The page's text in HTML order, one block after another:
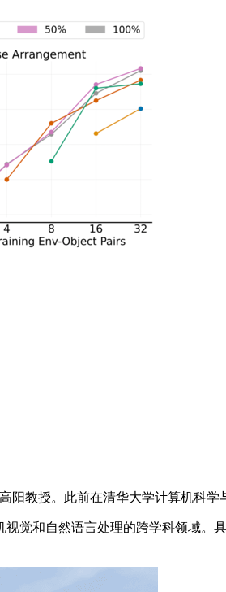
教授。此前在清华大学计算机科学
和自然语言处理的跨学科领域。